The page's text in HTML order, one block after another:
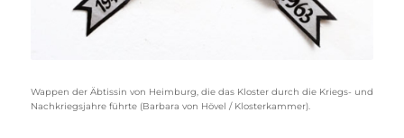
Wappen der Äbtissin von Heimburg, die das Kloster durch die Kriegs- und
Nachkriegsjahre führte (Barbara von Hövel / Klosterkammer).